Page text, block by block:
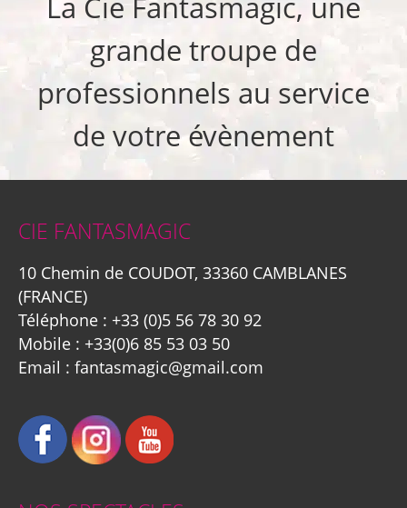
grande troupe de
professionnels au service
de votre évènement
CIE FANTASMAGIC
10 Chemin de COUDOT, 33360 CAMBLANES
(FRANCE)
Téléphone : +33 (0)5 56 78 30 92
Mobile : +33(0)6 85 53 03 50
Email : fantasmagic@gmail.com